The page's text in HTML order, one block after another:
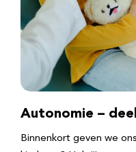
Autonomie –
Binnenkort geven we